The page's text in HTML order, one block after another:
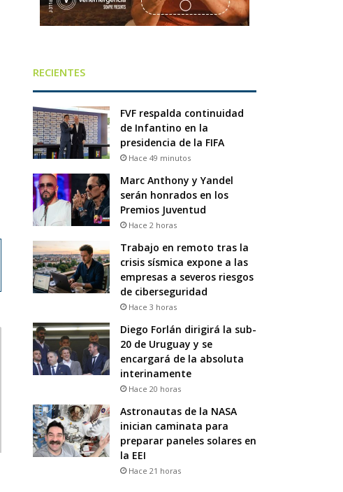
RECIENTES
FVF respalda continuidad
de Infantino en la
presidencia de la FIFA
Hace 49 minutos
Marc Anthony y Yandel
serán honrados en los
Premios Juventud
Hace 2 horas
Trabajo en remoto tras la
crisis sísmica expone a las
empresas a severos riesgos
de ciberseguridad
Hace 3 horas
Diego Forlán dirigirá la sub-
20 de Uruguay y se
encargará de la absoluta
interinamente
Hace 20 horas
Astronautas de la NASA
inician caminata para
preparar paneles solares en
la EEI
Hace 21 horas